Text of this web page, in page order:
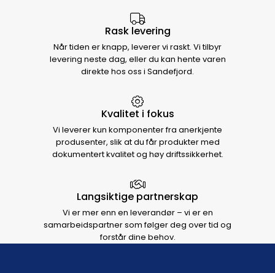
Rask levering
Når tiden er knapp, leverer vi raskt. Vi tilbyr
levering neste dag, eller du kan hente varen
direkte hos oss i Sandefjord.
Kvalitet i fokus
Vi leverer kun komponenter fra anerkjente
produsenter, slik at du får produkter med
dokumentert kvalitet og høy driftssikkerhet.
Langsiktige partnerskap
Vi er mer enn en leverandør – vi er en
samarbeidspartner som følger deg over tid og
forstår dine behov.